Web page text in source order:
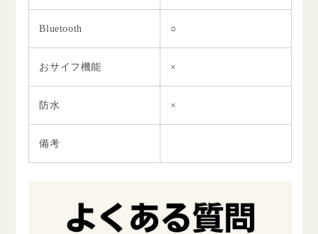
Bluetooth ○
おサイフ機能 ×
防水 ×
備考